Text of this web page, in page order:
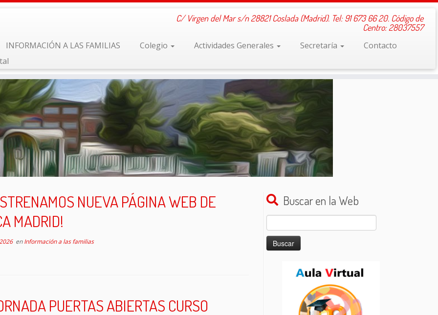
C/ Virgen del Mar s/n 28821 Coslada (Madrid). Tel: 91 673 66 20. Código de
Centro: 28037557
INFORMACIÓN A LAS FAMILIAS Colegio Actividades Generales Secretaría
Contacto
NUEVA PÁGINA WEB DE
MADRID!
enInformación a las familias
PUERTAS ABIERTAS CURSO
Buscar en la Web
Buscar: